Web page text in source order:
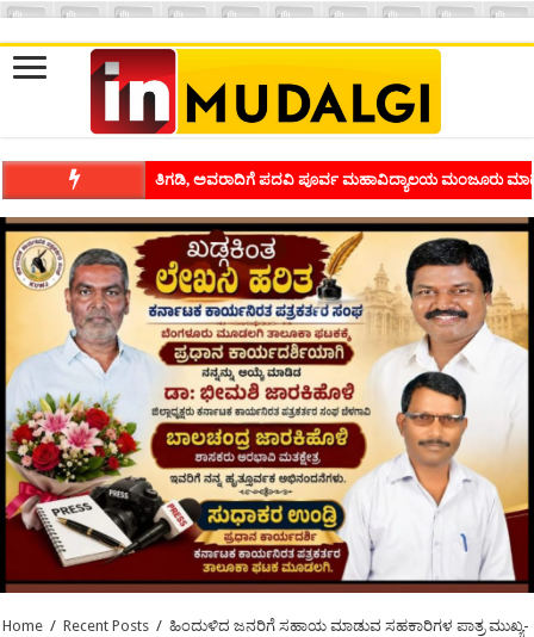
ಶಿವಾಪುರದಲ್ಲಿ ಕವಿಗೋಷ್ಠಿಯ ಸಂಭ್ರಮ ಭಾವನೆಗಳನ್ನು ಕಟ್ಟಿಕೊಡುವ
Home / Recent Posts / ಹಿಂದುಳಿದ ಜನರಿಗೆ ಸಹಾಯ ಮಾಡುವ ಸಹಕಾರಿಗಳ ಪಾತ್ರ ಮುಖ್ಯ-